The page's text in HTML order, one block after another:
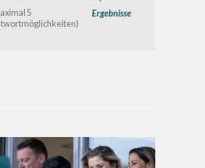
Ergebnisse
5